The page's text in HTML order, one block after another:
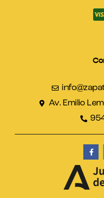
Av. Emilio